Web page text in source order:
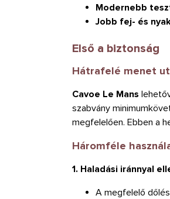
Modernebb
Jobb fej- és
Első a biztonság
Hátrafelé menet
Cavoe Le Mans
szabvány
megfelelően. Ebben a
Háromféle
1. Haladási iránnyal
A megfelelő